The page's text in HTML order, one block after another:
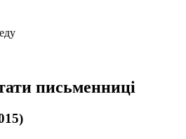
письменниці